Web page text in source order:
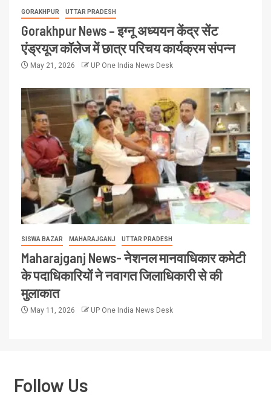
GORAKHPUR UTTAR PRADESH
Gorakhpur News – इग्नू अध्ययन केंद्र सेंट
एंड्रयूज कॉलेज में छात्र परिचय कार्यक्रम संपन्न
May 21, 2026 UP One India News Desk
SISWA BAZAR MAHARAJGANJ UTTAR PRADESH
Maharajganj News- नेशनल मानवाधिकार कमेटी
के पदाधिकारियों ने नवागत जिलाधिकारी से की
मुलाकात
May 11, 2026 UP One India News Desk
Follow Us